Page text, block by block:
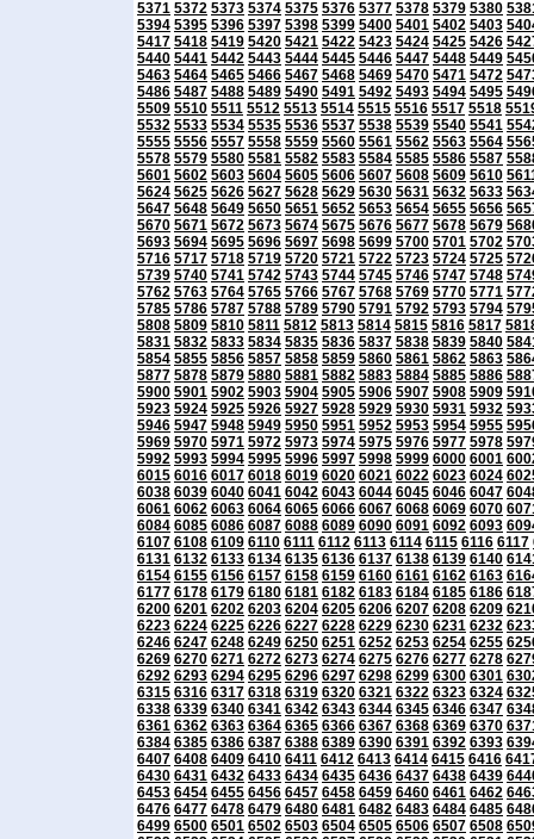
5371 5372 5373 5374 5375 5376 5377 5378 5379 5380
5394 5395 5396 5397 5398 5399 5400 5401 5402 5403
5417 5418 5419 5420 5421 5422 5423 5424 5425 5426
5440 5441 5442 5443 5444 5445 5446 5447 5448 5449
5463 5464 5465 5466 5467 5468 5469 5470 5471 5472
5486 5487 5488 5489 5490 5491 5492 5493 5494 5495
5509 5510 5511 5512 5513 5514 5515 5516 5517 5518
5532 5533 5534 5535 5536 5537 5538 5539 5540 5541
5555 5556 5557 5558 5559 5560 5561 5562 5563 5564
5578 5579 5580 5581 5582 5583 5584 5585 5586 5587
5601 5602 5603 5604 5605 5606 5607 5608 5609 5610
5624 5625 5626 5627 5628 5629 5630 5631 5632 5633
5647 5648 5649 5650 5651 5652 5653 5654 5655 5656
5670 5671 5672 5673 5674 5675 5676 5677 5678 5679
5693 5694 5695 5696 5697 5698 5699 5700 5701 5702
5716 5717 5718 5719 5720 5721 5722 5723 5724 5725
5739 5740 5741 5742 5743 5744 5745 5746 5747 5748
5762 5763 5764 5765 5766 5767 5768 5769 5770 5771
5785 5786 5787 5788 5789 5790 5791 5792 5793 5794
5808 5809 5810 5811 5812 5813 5814 5815 5816 5817
5831 5832 5833 5834 5835 5836 5837 5838 5839 5840
5854 5855 5856 5857 5858 5859 5860 5861 5862 5863
5877 5878 5879 5880 5881 5882 5883 5884 5885 5886
5900 5901 5902 5903 5904 5905 5906 5907 5908 5909
5923 5924 5925 5926 5927 5928 5929 5930 5931 5932
5946 5947 5948 5949 5950 5951 5952 5953 5954 5955
5969 5970 5971 5972 5973 5974 5975 5976 5977 5978
5992 5993 5994 5995 5996 5997 5998 5999 6000 6001
6015 6016 6017 6018 6019 6020 6021 6022 6023 6024
6038 6039 6040 6041 6042 6043 6044 6045 6046 6047
6061 6062 6063 6064 6065 6066 6067 6068 6069 6070
6084 6085 6086 6087 6088 6089 6090 6091 6092 6093
6107 6108 6109 6110 6111 6112 6113 6114 6115 6116 6117
6131 6132 6133 6134 6135 6136 6137 6138 6139 6140
6154 6155 6156 6157 6158 6159 6160 6161 6162 6163
6177 6178 6179 6180 6181 6182 6183 6184 6185 6186
6200 6201 6202 6203 6204 6205 6206 6207 6208 6209
6223 6224 6225 6226 6227 6228 6229 6230 6231 6232
6246 6247 6248 6249 6250 6251 6252 6253 6254 6255
6269 6270 6271 6272 6273 6274 6275 6276 6277 6278
6292 6293 6294 6295 6296 6297 6298 6299 6300 6301
6315 6316 6317 6318 6319 6320 6321 6322 6323 6324
6338 6339 6340 6341 6342 6343 6344 6345 6346 6347
6361 6362 6363 6364 6365 6366 6367 6368 6369 6370
6384 6385 6386 6387 6388 6389 6390 6391 6392 6393
6407 6408 6409 6410 6411 6412 6413 6414 6415 6416
6430 6431 6432 6433 6434 6435 6436 6437 6438 6439
6453 6454 6455 6456 6457 6458 6459 6460 6461 6462
6476 6477 6478 6479 6480 6481 6482 6483 6484 6485
6499 6500 6501 6502 6503 6504 6505 6506 6507 6508